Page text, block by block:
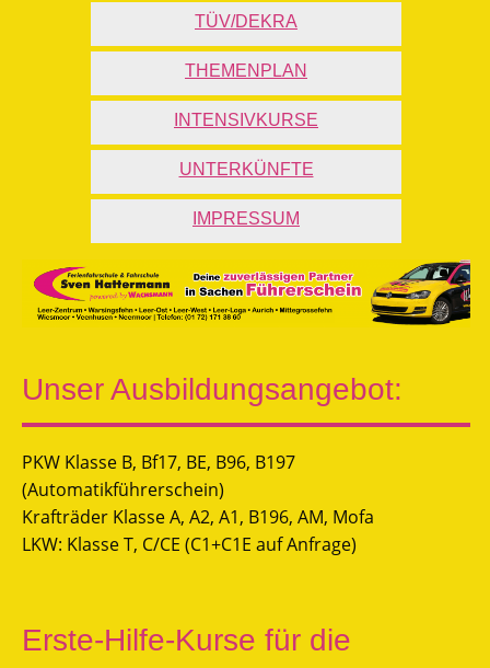
TÜV/DEKRA
THEMENPLAN
INTENSIVKURSE
UNTERKÜNFTE
IMPRESSUM
Unser Ausbildungsangebot:
PKW Klasse B, Bf17, BE, B96, B197
(Automatikführerschein)
Krafträder Klasse A, A2, A1, B196, AM, Mofa
LKW: Klasse T, C/CE (C1+C1E auf Anfrage)
Erste-Hilfe-Kurse für die